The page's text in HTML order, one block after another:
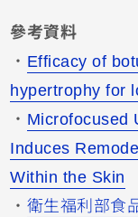
參考資料
・ Efficacy of
hypertrophy for
・ Microfocused
Induces
Within the Skin
・ 衛生福利部食